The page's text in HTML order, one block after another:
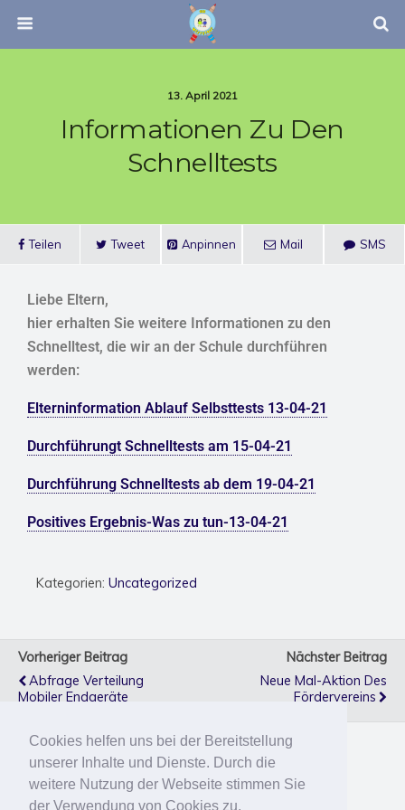
Cookies helfen uns bei der Bereitstellung
unserer Inhalte und Dienste. Durch die
weitere Nutzung der Webseite stimmen Sie
der Verwendung von Cookies zu.
13. April 2021
Informationen Zu Den
Schnelltests
Teilen Tweet Anpinnen Mail SMS
Liebe Eltern,
hier erhalten Sie weitere Informationen zu den
Schnelltest, die wir an der Schule durchführen
werden:
Elterninformation Ablauf Selbsttests 13-04-21
Durchführungt Schnelltests am 15-04-21
Durchführung Schnelltests ab dem 19-04-21
Positives Ergebnis-Was zu tun-13-04-21
Kategorien: Uncategorized
Vorheriger Beitrag
Abfrage Verteilung
Mobiler Endgeräte
Nächster Beitrag
Neue Mal-Aktion Des
Fördervereins